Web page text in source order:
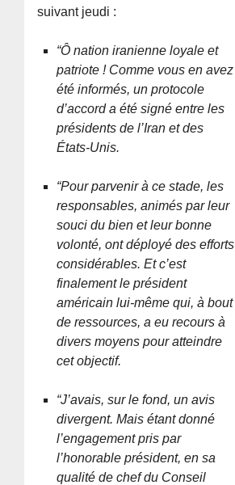
suivant jeudi :
“Ô nation iranienne loyale et
patriote ! Comme vous en avez
été informés, un protocole
d’accord a été signé entre les
présidents de l’Iran et des
États-Unis.
“Pour parvenir à ce stade, les
responsables, animés par leur
souci du bien et leur bonne
volonté, ont déployé des efforts
considérables. Et c’est
finalement le président
américain lui-même qui, à bout
de ressources, a eu recours à
divers moyens pour atteindre
cet objectif.
“J’avais, sur le fond, un avis
divergent. Mais étant donné
l’engagement pris par
l’honorable président, en sa
qualité de chef du Conseil